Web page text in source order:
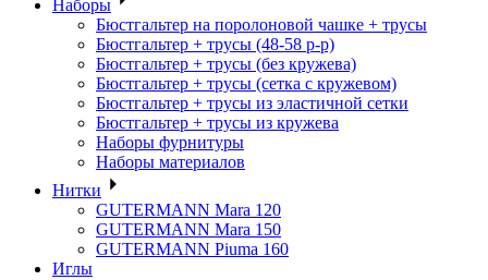
Наборы
Бюстгальтер на поролоновой чашке + трусы
Бюстгальтер + трусы (48-58 р-р)
Бюстгальтер + трусы (без кружева)
Бюстгальтер + трусы (сетка с кружевом)
Бюстгальтер + трусы из эластичной сетки
Бюстгальтер + трусы из кружева
Наборы фурнитуры
Наборы материалов
Нитки
GUTERMANN Mara 120
GUTERMANN Mara 150
GUTERMANN Piuma 160
Иглы